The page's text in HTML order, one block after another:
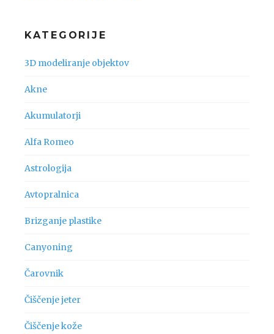
KATEGORIJE
3D modeliranje objektov
Akne
Akumulatorji
Alfa Romeo
Astrologija
Avtopralnica
Brizganje plastike
Canyoning
Čarovnik
Čiščenje jeter
Čiščenje kože